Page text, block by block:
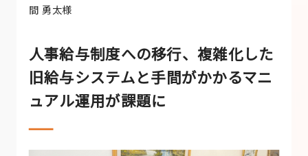
間 勇太様
人事給与制度への移行、複雑化した
旧給与システムと手間がかかるマニ
ュアル運用が課題に